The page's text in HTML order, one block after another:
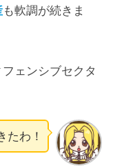
も軟調が続きま
ェンシブセクタ
たわ！